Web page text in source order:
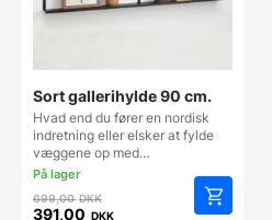
Sort gallerihylde 90 cm.
Hvad end du fører en nordisk
indretning eller elsker at fylde
væggene op med…
699,00DKKDen
oprindelige
391,00 DKK